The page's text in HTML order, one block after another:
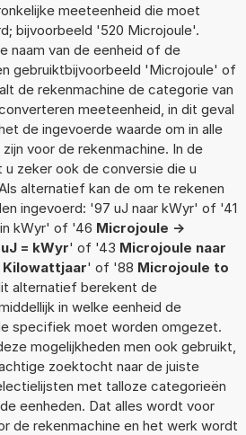
meeteenheid die moet
bijvoorbeeld '520 Microjoule'.
naam van de eenheid of de
gebruiktbijvoorbeeld 'Microjoule' of
de rekenmachine de categorie van
meeteenheid, in dit geval
de ingevoerde waarde om in alle
voor de rekenmachine. In de
zeker ook de conversie die u
alternatief kan de om te rekenen
ingevoerd: '97 uJ naar kWyr' of '41
kWyr' of '46 Microjoule ->
uJ = kWyr' of '43 Microjoule naar
Kilowattjaar' of '88 Microjoule to
alternatief berekent de
in welke eenheid de
specifiek moet worden omgezet.
mogelijkheden men ook gebruikt,
zoektocht naar de juiste
met talloze categorieën
eenheden. Dat alles wordt voor
de rekenmachine en het werk wordt